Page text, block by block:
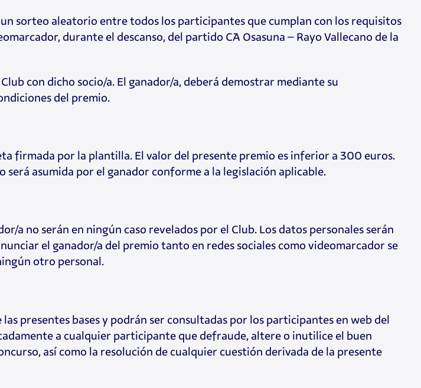
sorteo aleatorio entre todos los participantes que cumplan con los requisitos
durante el descanso, del partido CA Osasuna – Rayo Vallecano de la
con dicho socio/a. El ganador/a, deberá demostrar mediante su
del premio.
firmada por la plantilla. El valor del presente premio es inferior a 300 euros.
asumida por el ganador conforme a la legislación aplicable.
a no serán en ningún caso revelados por el Club. Los datos personales serán
el ganador/a del premio tanto en redes sociales como videomarcador se
otro personal.
presentes bases y podrán ser consultadas por los participantes en web del
a cualquier participante que defraude, altere o inutilice el buen
así como la resolución de cualquier cuestión derivada de la presente